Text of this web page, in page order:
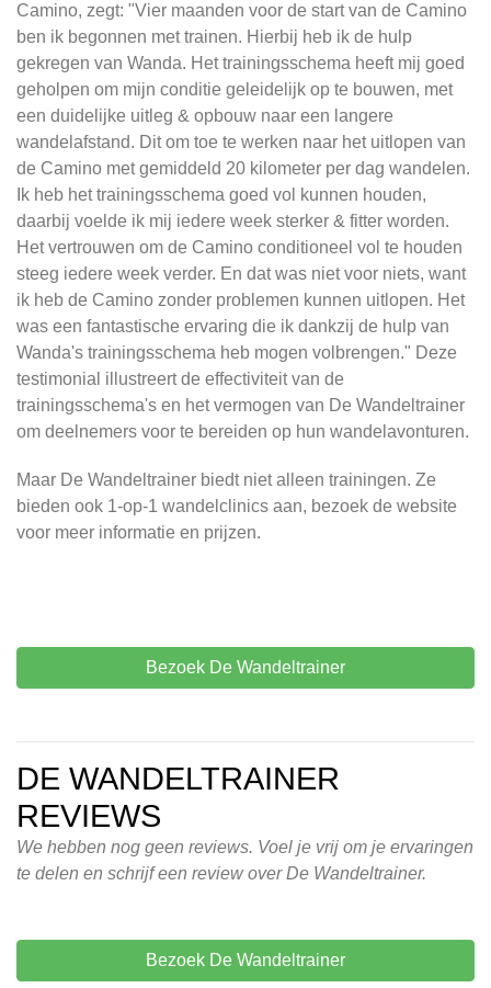
Camino, zegt: "Vier maanden voor de start van de Camino
ben ik begonnen met trainen. Hierbij heb ik de hulp
gekregen van Wanda. Het trainingsschema heeft mij goed
geholpen om mijn conditie geleidelijk op te bouwen, met
een duidelijke uitleg & opbouw naar een langere
wandelafstand. Dit om toe te werken naar het uitlopen van
de Camino met gemiddeld 20 kilometer per dag wandelen.
Ik heb het trainingsschema goed vol kunnen houden,
daarbij voelde ik mij iedere week sterker & fitter worden.
Het vertrouwen om de Camino conditioneel vol te houden
steeg iedere week verder. En dat was niet voor niets, want
ik heb de Camino zonder problemen kunnen uitlopen. Het
was een fantastische ervaring die ik dankzij de hulp van
Wanda's trainingsschema heb mogen volbrengen." Deze
testimonial illustreert de effectiviteit van de
trainingsschema's en het vermogen van De Wandeltrainer
om deelnemers voor te bereiden op hun wandelavonturen.
Maar De Wandeltrainer biedt niet alleen trainingen. Ze
bieden ook 1-op-1 wandelclinics aan, bezoek de website
voor meer informatie en prijzen.
Bezoek De Wandeltrainer
DE WANDELTRAINER
REVIEWS
We hebben nog geen reviews. Voel je vrij om je ervaringen
te delen en schrijf een review over De Wandeltrainer.
Bezoek De Wandeltrainer